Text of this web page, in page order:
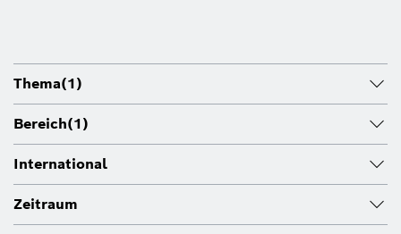
Thema(1)
Bereich(1)
International
Zeitraum